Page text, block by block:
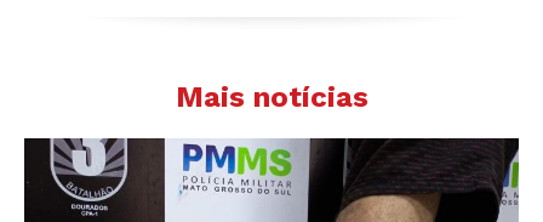
Mais notícias